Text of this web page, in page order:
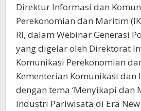
Direktur Informasi dan
Perekonomian dan Maritim
RI, dalam Webinar Generasi
yang digelar oleh Direktorat
Komunikasi Perekonomian
Kementerian Komunikasi dan
dengan tema ‘Menyikapi dan
Industri Pariwisata di Era New